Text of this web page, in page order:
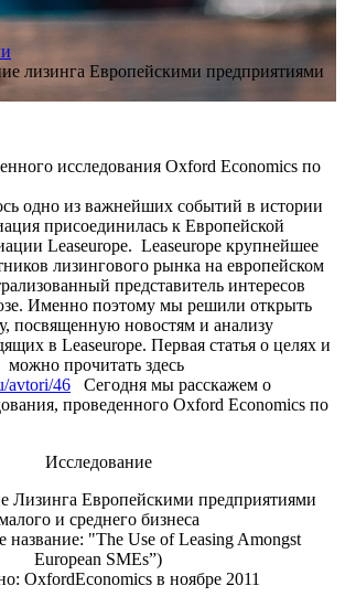
лизинга Европейскими предприятиями
исследования Oxford Economics по
одно из важнейших событий в истории
присоединилась к Европейской
Leaseurope. Leaseurope крупнейшее
лизингового рынка на европейском
представитель интересов
Именно поэтому мы решили открыть
посвященную новостям и анализу
в Leaseurope. Первая статья о целях и
можно прочитать здесь
avtori/46 Сегодня мы расскажем о
проведенного Oxford Economics по
Исследование
Лизинга Европейскими предприятиями
и среднего бизнеса
название: "The Use of Leasing Amongst
European SMEs”)
OxfordEconomics в ноябре 2011